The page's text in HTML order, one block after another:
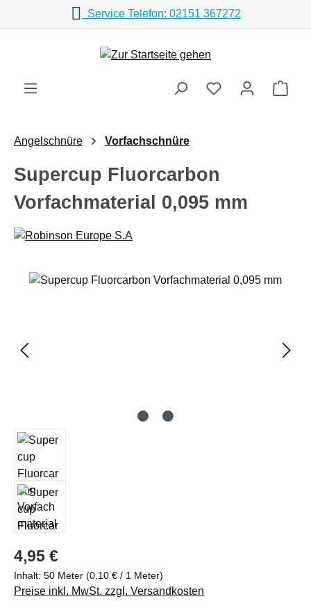
Zum Hauptinhalt springenService Telefon: 02151 367272
Angelschnüre Vorfachschnüre
Supercup Fluorcarbon
Vorfachmaterial 0,095 mm
Bildergalerie überspringen
Regulärer Preis:
4,95 €
Inhalt: 50 Meter (0,10 € / 1 Meter)
Preise inkl. MwSt. zzgl. Versandkosten